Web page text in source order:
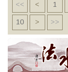
<< < 1
10 > >>